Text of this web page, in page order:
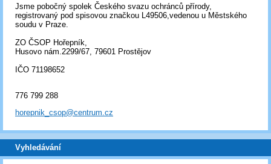
Jsme pobočný spolek Českého svazu ochránců přírody,
registrovaný pod spisovou značkou L49506,vedenou u Městského
soudu v Praze.
ZO ČSOP Hořepník,
Husovo nám.2299/67, 79601 Prostějov
IČO 71198652
776 799 288
horepnik_csop@centrum.cz
Vyhledávání